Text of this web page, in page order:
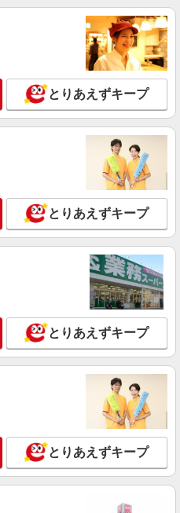
とりあえずキープ
とりあえずキープ
とりあえずキープ
とりあえずキープ